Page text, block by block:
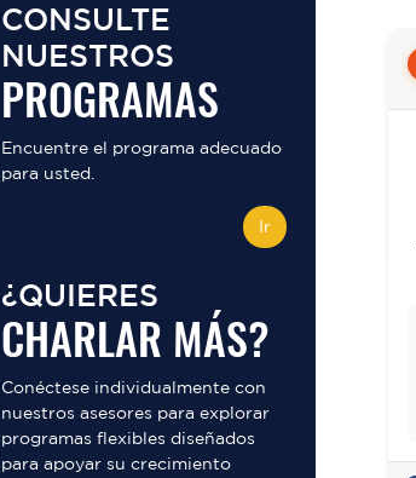
CONSULTE
NUESTROS
PROGRAMAS
Encuentre el programa adecuado
para usted.
Ir
¿QUIERES
CHARLAR MÁS?
Conéctese individualmente con
nuestros asesores para explorar
programas flexibles diseñados
para apoyar su crecimiento